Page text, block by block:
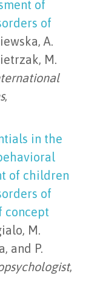
of
of
A.
M.
,
in the
of children
of
concept
M.
and P.
,